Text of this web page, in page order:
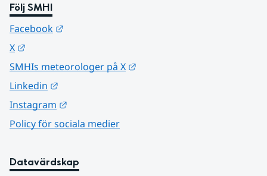
Följ SMHI
Facebook
X
SMHIs meteorologer på X
Linkedin
Instagram
Policy för sociala medier
Datavärdskap